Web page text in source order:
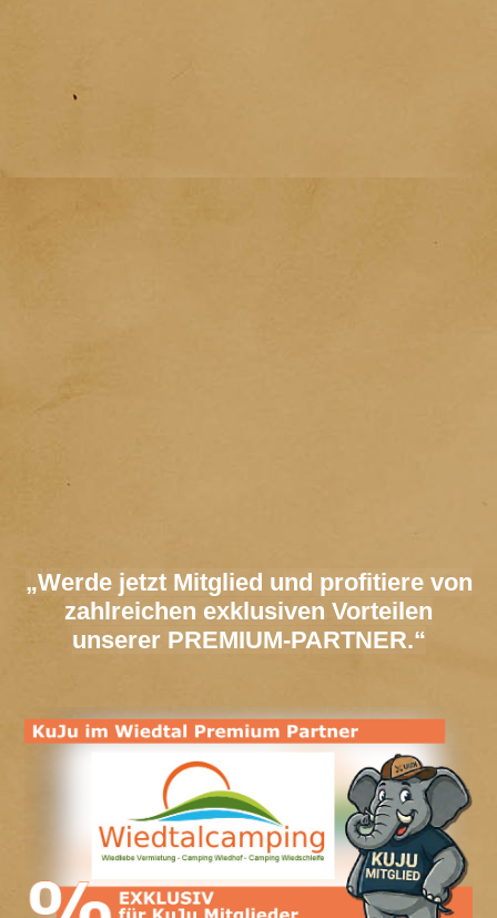
„Werde jetzt Mitglied und profitiere von
zahlreichen exklusiven Vorteilen
unserer PREMIUM-PARTNER.“